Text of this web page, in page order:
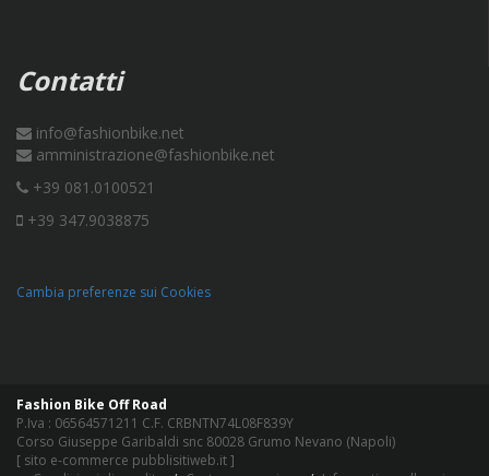
Contatti
info@fashionbike.net
amministrazione@fashionbike.net
+39 081.0100521
+39 347.9038875
Cambia preferenze sui Cookies
Fashion Bike Off Road
P.Iva : 06564571211 C.F. CRBNTN74L08F839Y
Corso Giuseppe Garibaldi snc 80028 Grumo Nevano (Napoli)
[ sito e-commerce pubblisitiweb.it]